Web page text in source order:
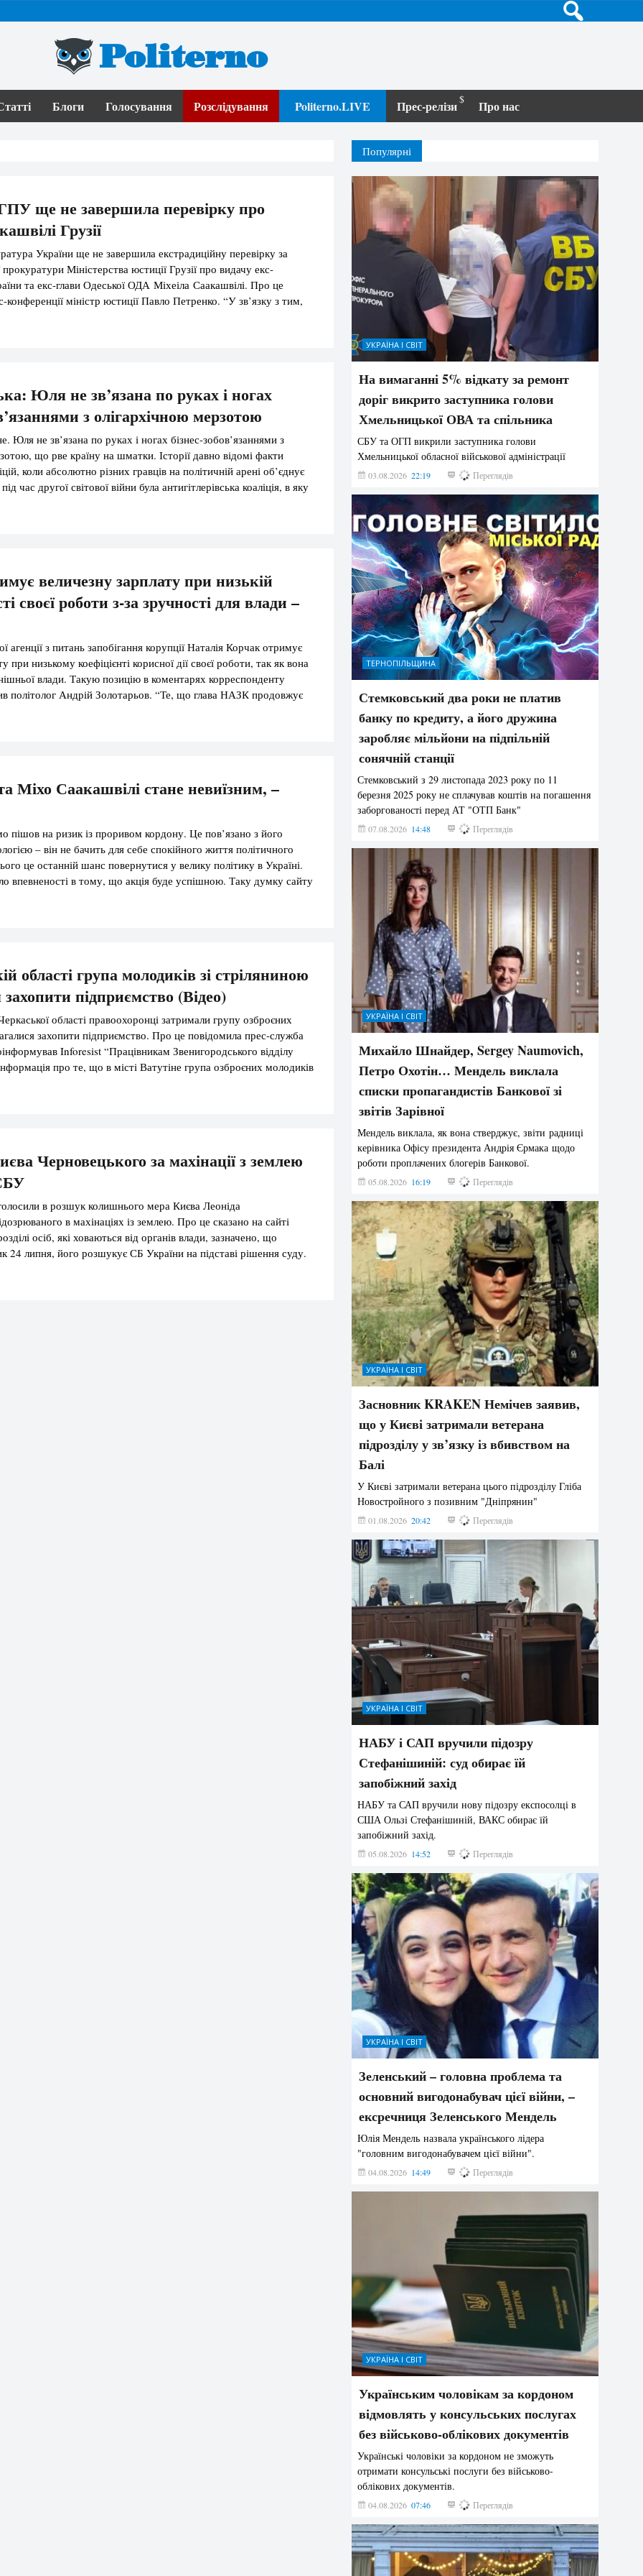
Politerno
Блоги Голосування Розслідування Politerno.LIVE Прес-релізи Про нас
ще не завершила перевірку про
Грузії
України ще не завершила екстрадиційну перевірку за
Міністерства юстиції Грузії про видачу екс-
та екс-глави Одеської ОДА Міхеіла Саакашвілі. Про це
конференції міністр юстиції Павло Петренко. “У зв’язку з тим,
що відповідних висновків і документів, можемо говорити, що
Юля не зв’язана по руках і ногах
з олігархічною мерзотою
Юля не зв’язана по руках і ногах бізнес-зобов’язаннями з
що рве країну на шматки. Історії давно відомі факти
коли абсолютно різних гравців на політичній арені об’єднує
час другої світової війни була антигітлерівська коаліція, в яку
Англія, СРСР. У цій коаліції СРСР […]
величезну зарплату при низькій
своєї роботи з-за зручності для влади –
агенції з питань запобігання корупції Наталія Корчак отримує
при низькому коефіцієнті корисної дії своєї роботи, так як вона
влади. Такую позицію в коментарях корреспонденту
політолог Андрій Золотарьов. “Те, що глава НАЗК продовжує
посаді та отримувати велику зарплату при мінімальному
Міхо Саакашвілі стане невиїзним, –
пішов на ризик із проривом кордону. Це пов’язано з його
– він не бачить для себе спокійного життя політичного
це останній шанс повернутися у велику політику в Україні.
впевненості в тому, що акція буде успішною. Таку думку сайту
правління Центру […]
області група молодиків зі стріляниною
підприємство (Відео)
області правоохоронці затримали групу озброєних
захопити підприємство. Про це повідомила прес-служба
Inforesist “Працівникам Звенигородського відділу
про те, що в місті Ватутіне група озброєних молодиків
силове захоплення підприємства. На місце події негайно
Черновецького за махінації з землею
в розшук колишнього мера Києва Леоніда
в махінаціях із землею. Про це сказано на сайті
осіб, які ховаються від органів влади, зазначено, що
24 липня, його розшукує СБ України на підставі рішення суду.
дав згоду на затримання і доставку Черновецького […]
Популярні
УКРАЇНА І СВІТ
На вимаганні 5% відкату за ремонт
доріг викрито заступника голови
Хмельницької ОВА та спільника
СБУ та ОГП викрили заступника голови
Хмельницької обласної військової адміністрації
03.08.2026 22:19 873 Переглядів
ТЕРНОПІЛЬЩИНА
Стемковський два роки не платив
банку по кредиту, а його дружина
заробляє мільйони на підпільній
сонячній станції
Стемковський з 29 листопада 2023 року по 11
березня 2025 року не сплачував коштів на погашення
заборгованості перед АТ "ОТП Банк"
07.08.2026 14:48 354 Переглядів
УКРАЇНА І СВІТ
Михайло Шнайдер, Sergey Naumovich,
Петро Охотін… Мендель виклала
списки пропагандистів Банкової зі
звітів Зарівної
Мендель виклала, як вона стверджує, звіти радниці
керівника Офісу президента Андрія Єрмака щодо
роботи проплачених блогерів Банкової.
05.08.2026 16:19 231 Переглядів
УКРАЇНА І СВІТ
Засновник KRAKEN Немічев заявив,
що у Києві затримали ветерана
підрозділу у зв’язку із вбивством на
Балі
У Києві затримали ветерана цього підрозділу Гліба
Новостройного з позивним "Дніпрянин"
01.08.2026 20:42 196 Переглядів
УКРАЇНА І СВІТ
НАБУ і САП вручили підозру
Стефанішиній: суд обирає їй
запобіжний захід
НАБУ та САП вручили нову підозру експосолці в
США Ользі Стефанішиній, ВАКС обирає їй
запобіжний захід.
05.08.2026 14:52 159 Переглядів
УКРАЇНА І СВІТ
Зеленський – головна проблема та
основний вигодонабувач цієї війни, –
ексречниця Зеленського Мендель
Юлія Мендель назвала українського лідера
"головним вигодонабувачем цієї війни".
04.08.2026 14:49 157 Переглядів
УКРАЇНА І СВІТ
Українським чоловікам за кордоном
відмовлять у консульських послугах
без військово-облікових документів
Українські чоловіки за кордоном не зможуть
отримати консульські послуги без військово-
облікових документів.
04.08.2026 07:46 147 Переглядів